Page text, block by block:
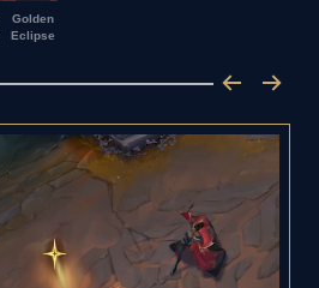
Golden
Eclipse